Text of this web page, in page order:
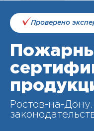
Проверено
Ростов-на-